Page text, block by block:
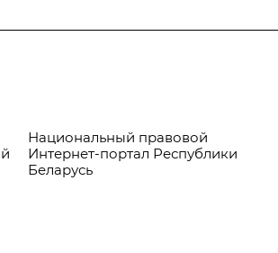
Национальный правовой
Интернет-портал Республики
Беларусь